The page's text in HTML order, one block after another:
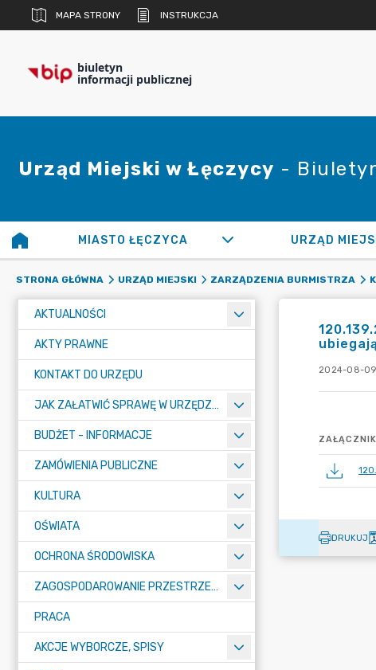
MAPA STRONY INSTRUKCJA
biuletyn
informacji publicznej
Urząd Miejski w Łęczycy -
MIASTO ŁĘCZYCA URZĄD
STRONA GŁÓWNA URZĄD MIEJSKI ZARZĄDZENIA BURMISTRZA
AKTUALNOŚCI
AKTY PRAWNE
KONTAKT DO URZĘDU
JAK ZAŁATWIĆ SPRAWĘ W URZĘDZIE
BUDŻET - INFORMACJE
ZAMÓWIENIA PUBLICZNE
KULTURA
OŚWIATA
OCHRONA ŚRODOWISKA
ZAGOSPODAROWANIE PRZESTRZENNE
PRACA
AKCJE WYBORCZE, SPISY
2024-08-09
DRUKUJ